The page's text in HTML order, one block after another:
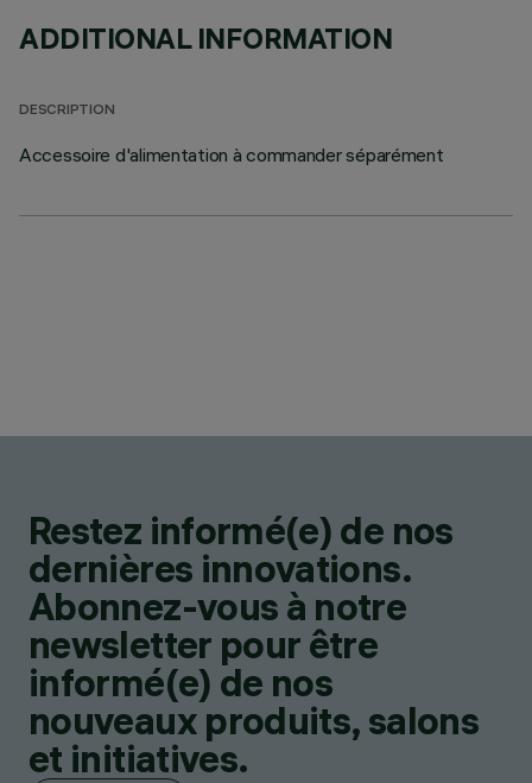
ADDITIONAL INFORMATION
DESCRIPTION
Accessoire d'alimentation à commander séparément
Restez informé(e) de nos
dernières innovations.
Abonnez-vous à notre
newsletter pour être
informé(e) de nos
nouveaux produits, salons
et initiatives.